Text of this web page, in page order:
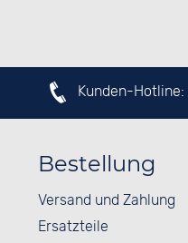
Kunden-Hotline:
Bestellung
Versand und Zahlung
Ersatzteile